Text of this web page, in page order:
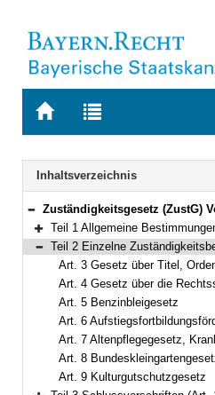
Zur
BAYERN.RECHT
Zur
letzten
Suche
Navigation
Inhaltsverzeichnis
Bereich reduzieren
Zuständigkeitsgesetz (ZustG) Vom 7. Mai 2013
Bereich erweitern
Teil 1 Allgemeine
Bereich reduzieren
Teil 2 Einzelne
Art. 3 Gesetz über Titel,
Art. 4 Gesetz über die
Art. 5 Benzinbleigesetz
Art. 6
Art. 7 Altenpflegegesetz,
Art. 8
Art. 9 Kulturgutschutzgesetz